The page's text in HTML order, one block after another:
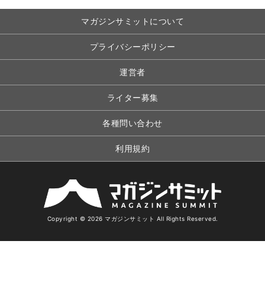
マガジンサミットについて
プライバシーポリシー
運営者
ライター募集
各種問い合わせ
利用規約
Copyright © 2026 マガジンサミット All Rights Reserved.